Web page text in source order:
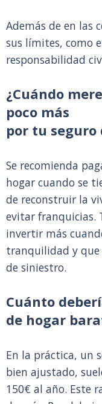
Además de en las
sus límites, como
responsabilidad
¿Cuándo
poco más
por tu seguro
Se recomienda
hogar cuando se
de reconstruir la
evitar franquicias.
invertir más
tranquilidad y que
de siniestro.
Cuánto
de hogar
En la práctica, un
bien ajustado,
150€ al año. Este